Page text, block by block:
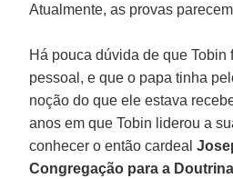
Atualmente, as provas
Há pouca dúvida de que Tobin
pessoal, e que o papa tinha
noção do que ele estava
anos em que Tobin liderou a
conhecer o então cardeal
Congregação para a